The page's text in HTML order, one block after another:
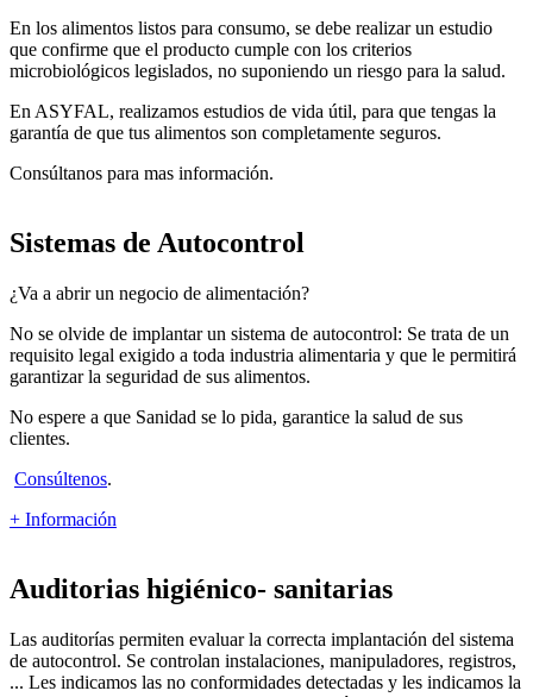
En los alimentos listos para consumo, se debe realizar un estudio
que confirme que el producto cumple con los criterios
microbiológicos legislados, no suponiendo un riesgo para la salud.
En ASYFAL, realizamos estudios de vida útil, para que tengas la
garantía de que tus alimentos son completamente seguros.
Consúltanos para mas información.
Sistemas de Autocontrol
¿Va a abrir un negocio de alimentación?
No se olvide de implantar un sistema de autocontrol: Se trata de un
requisito legal exigido a toda industria alimentaria y que le permitirá
garantizar la seguridad de sus alimentos.
No espere a que Sanidad se lo pida, garantice la salud de sus
clientes.
Consúltenos.
+ Información
Auditorias higiénico- sanitarias
Las auditorías permiten evaluar la correcta implantación del sistema
de autocontrol. Se controlan instalaciones, manipuladores, registros,
... Les indicamos las no conformidades detectadas y les indicamos la